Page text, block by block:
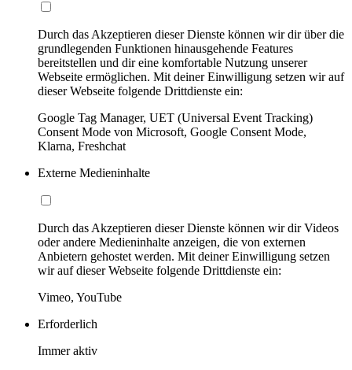
Durch das Akzeptieren dieser Dienste können wir dir über die
grundlegenden Funktionen hinausgehende Features
bereitstellen und dir eine komfortable Nutzung unserer
Webseite ermöglichen. Mit deiner Einwilligung setzen wir auf
dieser Webseite folgende Drittdienste ein:
Google Tag Manager, UET (Universal Event Tracking)
Consent Mode von Microsoft, Google Consent Mode,
Klarna, Freshchat
Externe Medieninhalte
Durch das Akzeptieren dieser Dienste können wir dir Videos
oder andere Medieninhalte anzeigen, die von externen
Anbietern gehostet werden. Mit deiner Einwilligung setzen
wir auf dieser Webseite folgende Drittdienste ein:
Vimeo, YouTube
Erforderlich
Immer aktiv